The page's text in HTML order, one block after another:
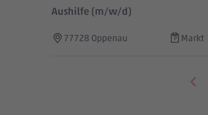
Aushilfe (m/w/d)
77728 Oppenau Markt